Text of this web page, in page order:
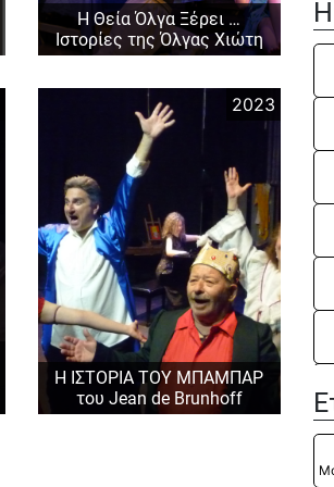
Η Θεία Όλγα Ξέρει …
Ιστορίες της Όλγας Χιώτη
2023
Η ΙΣΤΟΡΙΑ ΤΟΥ ΜΠΑΜΠΑΡ
του Jean de Brunhoff
Η